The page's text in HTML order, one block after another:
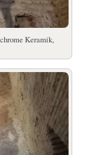
Keramik,